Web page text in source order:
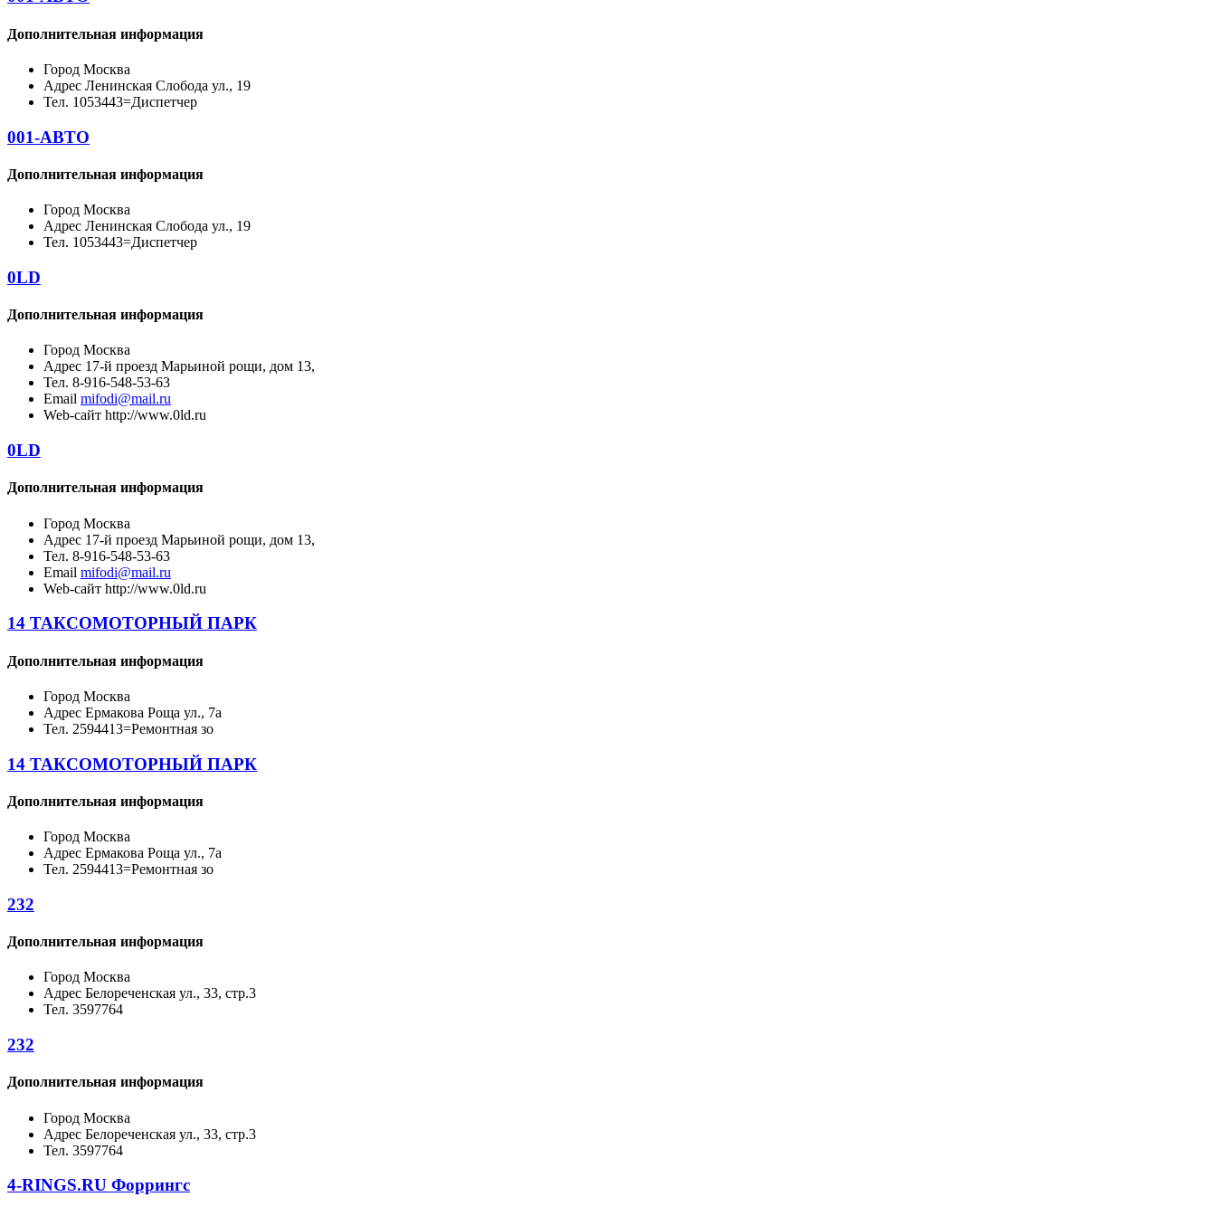
Дополнительная информация
Город Москва
Адрес Ленинская Слобода ул., 19
Тел. 1053443=Диспетчер
001-АВТО
Дополнительная информация
Город Москва
Адрес Ленинская Слобода ул., 19
Тел. 1053443=Диспетчер
0LD
Дополнительная информация
Город Москва
Адрес 17-й проезд Марьиной рощи, дом 13,
Тел. 8-916-548-53-63
Email mifodi@mail.ru
Web-сайт http://www.0ld.ru
0LD
Дополнительная информация
Город Москва
Адрес 17-й проезд Марьиной рощи, дом 13,
Тел. 8-916-548-53-63
Email mifodi@mail.ru
Web-сайт http://www.0ld.ru
14 ТАКСОМОТОРНЫЙ ПАРК
Дополнительная информация
Город Москва
Адрес Ермакова Роща ул., 7а
Тел. 2594413=Ремонтная зо
14 ТАКСОМОТОРНЫЙ ПАРК
Дополнительная информация
Город Москва
Адрес Ермакова Роща ул., 7а
Тел. 2594413=Ремонтная зо
232
Дополнительная информация
Город Москва
Адрес Белореченская ул., 33, стр.3
Тел. 3597764
232
Дополнительная информация
Город Москва
Адрес Белореченская ул., 33, стр.3
Тел. 3597764
4-RINGS.RU Форрингс